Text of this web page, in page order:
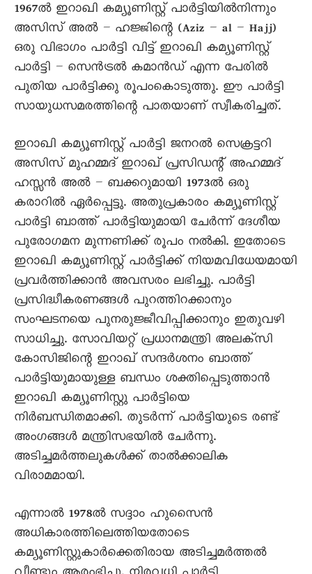
1967ൽ ഇറാഖി കമ്യൂണിസ്റ്റ് പാർട്ടിയിൽനിന്നും
അസിസ് അൽ – ഹജ്ജിന്റെ (Aziz – al – Hajj)
ഒരു വിഭാഗം പാർട്ടി വിട്ട് ഇറാഖി കമ്യൂണിസ്റ്റ്
പാർട്ടി – സെൻട്രൽ കമാൻഡ് എന്ന പേരിൽ
പുതിയ പാർട്ടിക്കു രൂപംകൊടുത്തു. ഈ പാർട്ടി
സായുധസമരത്തിന്റെ പാതയാണ് സ്വീകരിച്ചത്.
ഇറാഖി കമ്യൂണിസ്റ്റ് പാർട്ടി ജനറൽ സെക്രട്ടറി
അസിസ് മുഹമ്മദ് ഇറാഖ് പ്രസിഡന്റ് അഹമ്മദ്
ഹസ്സൻ അൽ – ബക്കറുമായി 1973ൽ ഒരു
കരാറിൽ ഏർപ്പെട്ടു. അതുപ്രകാരം കമ്യൂണിസ്റ്റ്
പാർട്ടി ബാത്ത് പാർട്ടിയുമായി ചേർന്ന് ദേശീയ
പുരോഗമന മുന്നണിക്ക് രൂപം നൽകി. ഇതോടെ
ഇറാഖി കമ്യൂണിസ്റ്റ് പാർട്ടിക്ക് നിയമവിധേയമായി
പ്രവർത്തിക്കാൻ അവസരം ലഭിച്ചു. പാർട്ടി
പ്രസിദ്ധീകരണങ്ങൾ പുറത്തിറക്കാനും
സംഘടനയെ പുനരുജ്ജീവിപ്പിക്കാനും ഇതുവഴി
സാധിച്ചു. സോവിയറ്റ് പ്രധാനമന്ത്രി അലക്സി
കോസിജിന്റെ ഇറാഖ് സന്ദർശനം ബാത്ത്
പാർട്ടിയുമായുള്ള ബന്ധം ശക്തിപ്പെടുത്താൻ
ഇറാഖി കമ്യൂണിസ്റ്റു പാർട്ടിയെ
നിർബന്ധിതമാക്കി. തുടർന്ന് പാർട്ടിയുടെ രണ്ട്
അംഗങ്ങൾ മന്ത്രിസഭയിൽ ചേർന്നു.
അടിച്ചമർത്തലുകൾക്ക് താൽക്കാലിക
വിരാമമായി.
എന്നാൽ 1978ൽ സദ്ദാം ഹുസെെൻ
അധികാരത്തിലെത്തിയതോടെ
കമ്യൂണിസ്റ്റുകാർക്കെതിരായ അടിച്ചമർത്തൽ